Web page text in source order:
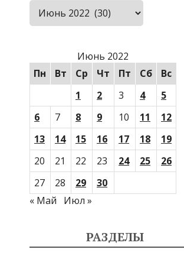
Архивы
Июнь 2022
Пн
Вт Ср Чт Пт Сб
Вс
1
2 3 4
5
6
7 8 9 10 11
12
13
14 15 16 17 18
19
20
21 22 23 24 25
26
27
28 29
30
« Май
Июл »
РАЗДЕЛЫ